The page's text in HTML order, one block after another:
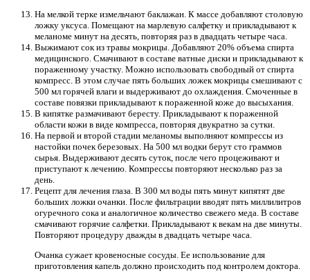
На мелкой терке измельчают баклажан. К массе добавляют столовую
ложку уксуса. Помещают на марлевую салфетку и прикладывают к
меланоме минут на десять, повторяя раз в двадцать четыре часа.
Выжимают сок из травы мокрицы. Добавляют 20% объема спирта
медицинского. Смачивают в составе ватные диски и прикладывают к
пораженному участку. Можно использовать свободный от спирта
компресс. В этом случае пять больших ложек мокрицы смешивают с
500 мл горячей влаги и выдерживают до охлаждения. Смоченные в
составе повязки прикладывают к пораженной коже до высыхания.
В кипятке размачивают бересту. Прикладывают к пораженной
области кожи в виде компресса, повторяя двукратно за сутки.
На первой и второй стадии меланомы выполняют компрессы из
настойки почек березовых. На 500 мл водки берут сто граммов
сырья. Выдерживают десять суток, после чего процеживают и
приступают к лечению. Компрессы повторяют несколько раз за
день.
Рецепт для лечения глаза. В 300 мл воды пять минут кипятят две
больших ложки очанки. После фильтрации вводят пять миллилитров
огуречного сока и аналогичное количество свежего меда. В составе
смачивают горячие салфетки. Прикладывают к векам на две минуты.
Повторяют процедуру дважды в двадцать четыре часа.
Очанка сужает кровеносные сосуды. Ее использование для
приготовления капель должно происходить под контролем доктора.